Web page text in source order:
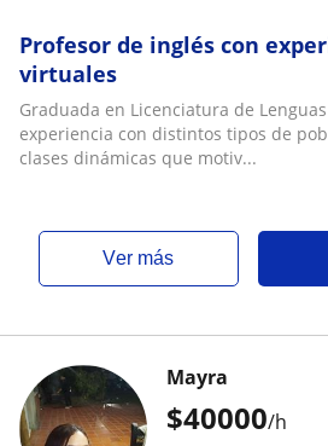
Profesor de inglés con
virtuales
Graduada en Licenciatura de
experiencia con distintos tipos de
clases dinámicas que motiv...
ver más
$40000/h
Mayra